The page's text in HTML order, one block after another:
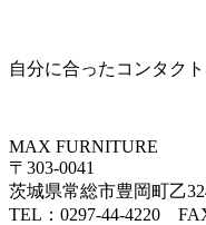
自分に合ったコンタク
MAX FURNITURE
〒303-0041
茨城県常総市豊岡町乙
TEL：0297-44-4220